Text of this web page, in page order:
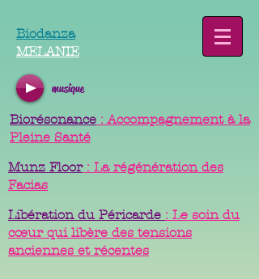
Biodanza
MELANIE
musique
Biorésonance : Accompagnement à la
Pleine Santé
Munz Floor: La régénération des
Facias
Libération du Péricarde : Le soin du
cœur qui libère des tensions
anciennes et récentes